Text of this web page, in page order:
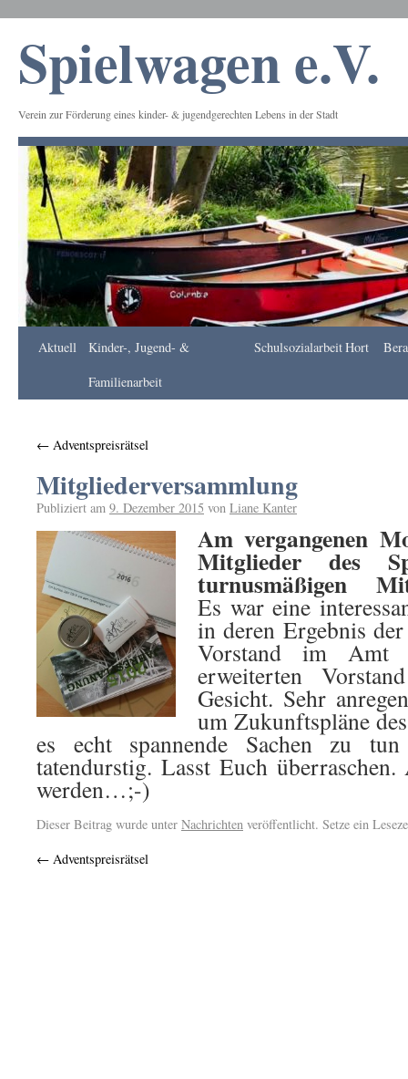
Spielwagen e.V.
Verein zur Förderung eines kinder- & jugendgerechten Lebens in der Stadt
Apotheke
Aktuell
Kinder-, Jugend- &
Familienarbeit
SchulsozialarbeitHort
← Adventspreisrätsel
Mitgliederversammlung
Publiziert am 9. Dezember 2015 von Liane Kanter
Am vergangenen
Mitglieder des
turnusmäßigen
Es war eine
in deren Ergebnis
Vorstand im Amt
erweiterten
Gesicht. Sehr
um Zukunftspläne
es echt spannende Sachen zu
tatendurstig. Lasst Euch
werden…;-)
Dieser Beitrag wurde unter Nachrichten veröffentlicht. Setze ein
← Adventspreisrätsel